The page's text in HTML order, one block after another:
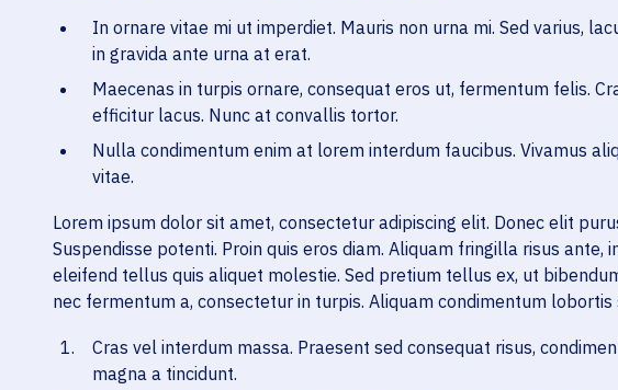
In ornare vitae mi ut imperdiet. Mauris non urna mi. Sed varius,
in gravida ante urna at erat.
Maecenas in turpis ornare, consequat eros ut, fermentum felis.
efficitur lacus. Nunc at convallis tortor.
Nulla condimentum enim at lorem interdum faucibus. Vivamus
vitae.
Lorem ipsum dolor sit amet, consectetur adipiscing elit. Donec elit
Suspendisse potenti. Proin quis eros diam. Aliquam fringilla risus
eleifend tellus quis aliquet molestie. Sed pretium tellus ex, ut
nec fermentum a, consectetur in turpis. Aliquam condimentum
Cras vel interdum massa. Praesent sed consequat risus,
magna a tincidunt.